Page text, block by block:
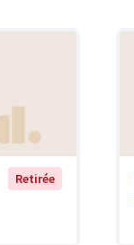
Retirée